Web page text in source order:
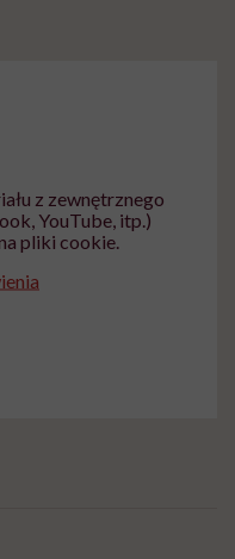
z zewnętrznego
YouTube, itp.)
pliki cookie.